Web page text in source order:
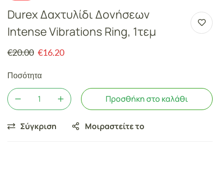
Durex Δαχτυλίδι Δονήσεων
Intense Vibrations Ring, 1τεμ
€20.00 €16.20
Ποσότητα
Προσθήκη στο καλάθι
Σύγκριση Μοιραστείτε το